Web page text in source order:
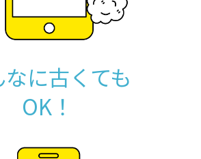
なに古くても
OK！